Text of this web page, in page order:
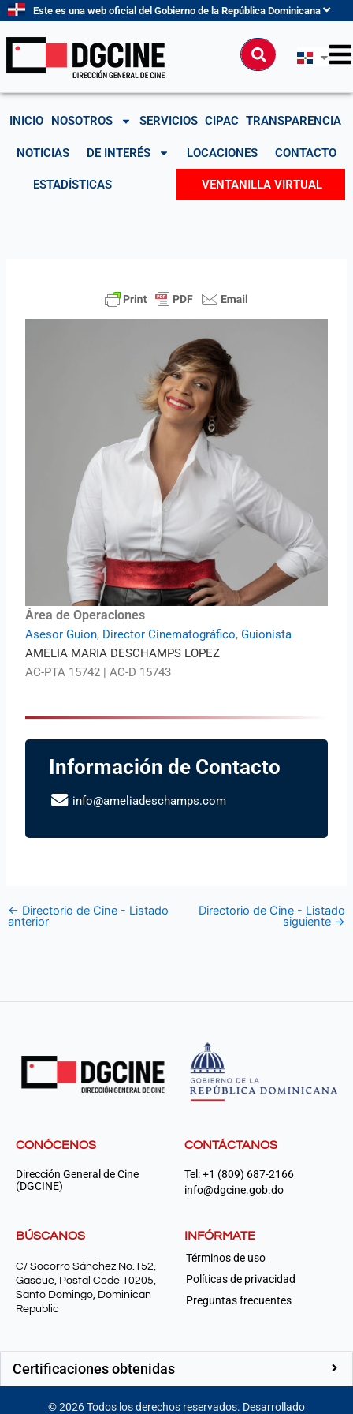
contenido
Este es una web oficial del Gobierno de la República Dominicana
Buscar
INICIO NOSOTROS SERVICIOS CIPAC TRANSPARENCIA
NOTICIAS DE INTERÉS LOCACIONES CONTACTO
ESTADÍSTICAS VENTANILLA VIRTUAL
Área de Operaciones
Asesor Guion, Director Cinematográfico,Guionista
AMELIA MARIA DESCHAMPS LOPEZ
AC-PTA 15742 | AC-D 15743
Información de Contacto
info@ameliadeschamps.com
← Directorio de Cine - Listado
anterior
Directorio de Cine - Listado
siguiente →
CONÓCENOS
Dirección General de Cine
(DGCINE)
CONTÁCTANOS
Tel: +1 (809) 687-2166
info@dgcine.gob.do
BÚSCANOS
C/ Socorro Sánchez No.152,
Gascue, Postal Code 10205,
Santo Domingo, Dominican
Republic
INFÓRMATE
Términos de uso
Políticas de privacidad
Preguntas frecuentes
Certificaciones obtenidas
©2026Todos los derechos reservados. Desarrollado